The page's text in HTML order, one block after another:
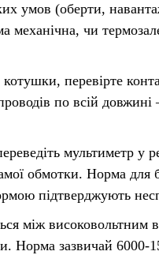
умов (оберти,
чи
котушки, перевірте
по всій
мультиметр у
обмотки. Норма для
підтверджують
між високовольтним
Норма зазвичай